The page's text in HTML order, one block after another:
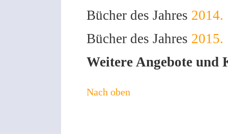
Bücher des Jahres 2014.
Bücher des Jahres 2015.
Weitere Angebote und
Nach oben